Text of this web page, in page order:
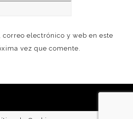
correo electrónico y web en este
vez que comente.